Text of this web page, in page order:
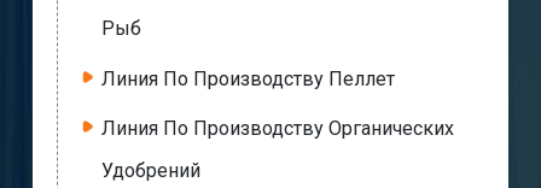
Рыб
Линия По Производству Пеллет
Линия По Производству Органических
Удобрений